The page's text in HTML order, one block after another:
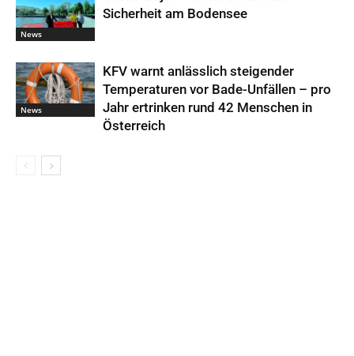
News
Sicherheit am Bodensee
News
KFV warnt anlässlich steigender
Temperaturen vor Bade-Unfällen – pro
Jahr ertrinken rund 42 Menschen in
Österreich